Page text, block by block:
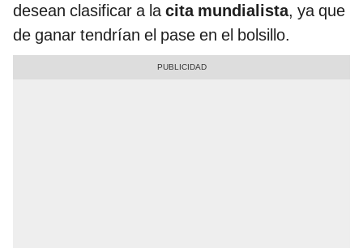
desean clasificar a lacita mundialista, ya que
de ganar tendrían el pase en el bolsillo.